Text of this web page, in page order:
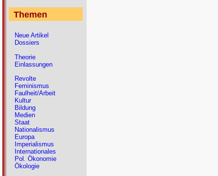
Themen
Neue Artikel
Dossiers
Theorie
Einlassungen
Revolte
Feminismus
Faulheit/Arbeit
Kultur
Bildung
Medien
Staat
Nationalismus
Europa
Imperialismus
Internationales
Pol. Ökonomie
Ökologie